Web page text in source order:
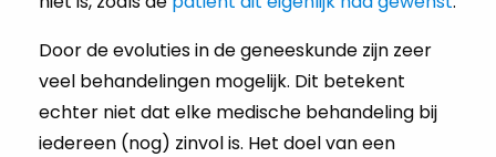
Door de evoluties in de geneeskunde zijn zeer
veel behandelingen mogelijk. Dit betekent
echter niet dat elke medische behandeling bij
iedereen (nog) zinvol is. Het doel van een